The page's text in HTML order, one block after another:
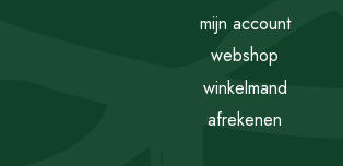
mijn account
webshop
winkelmand
afrekenen